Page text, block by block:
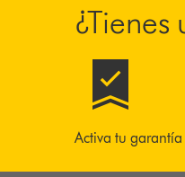
Activa tu garantía